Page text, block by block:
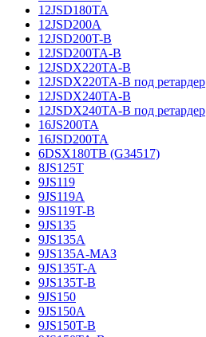
12JSD180TA
12JSD200A
12JSD200T-B
12JSD200TA-B
12JSDX220TA-B
12JSDX220TA-B под ретардер
12JSDX240TA-B
12JSDX240TA-B под ретардер
16JS200TA
16JSD200TA
6DSX180TB (G34517)
8JS125T
9JS119
9JS119A
9JS119T-B
9JS135
9JS135A
9JS135A-МАЗ
9JS135T-A
9JS135T-B
9JS150
9JS150A
9JS150T-B